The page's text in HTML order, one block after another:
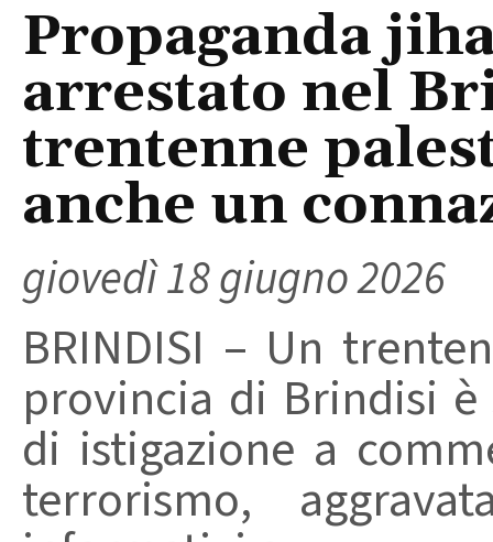
Propaganda
arrestato nel
trentenne
anche un
giovedì 18 giugno 2026
BRINDISI – Un
provincia di Brindisi
di istigazione a
terrorismo,